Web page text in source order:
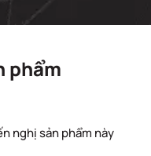
phẩm
nghị sản phẩm này